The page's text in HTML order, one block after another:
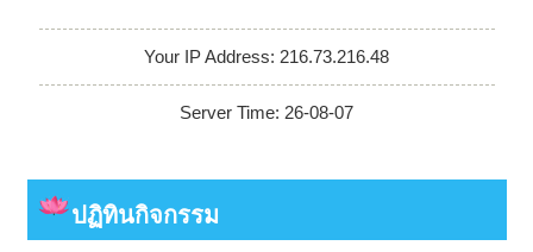
Your IP Address: 216.73.216.48
Server Time: 26-08-07
ปฏิทินกิจกรรม